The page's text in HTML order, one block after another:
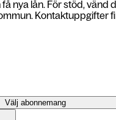
nya lån. För stöd, vänd
Kontaktuppgifter
Välj abonnemang